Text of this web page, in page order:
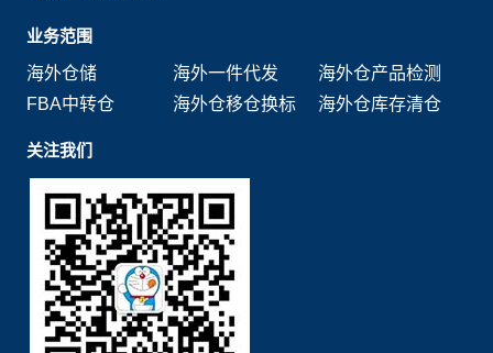
业务范围
海外仓储
海外一件代发
海外仓产品检测
FBA中转仓
海外仓移仓换标 海外仓库存清仓
关注我们